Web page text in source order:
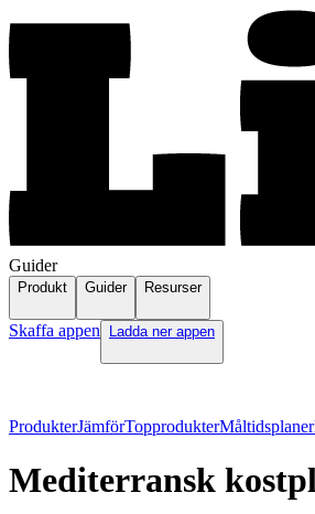
Guider
Produkt Guider Resurser
Skaffa appen Ladda ner appen
ProdukterJämförTopprodukterMåltidsplaner
Mediterransk